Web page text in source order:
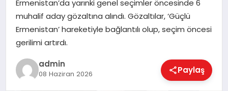
EKONOMI
MAGAZIN
Ermenistan’da yarınki genel seçimler öncesinde 6
muhalif aday gözaltına alındı. Gözaltılar, ‘Güçlü
Ermenistan’ hareketiyle bağlantılı olup, seçim öncesi
gerilimi artırdı.
admin
08 Haziran 2026 Paylaş